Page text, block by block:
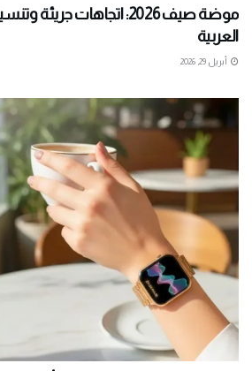
موضة صيف 2026: اتجاهات
العربية
أبريل 29, 2026